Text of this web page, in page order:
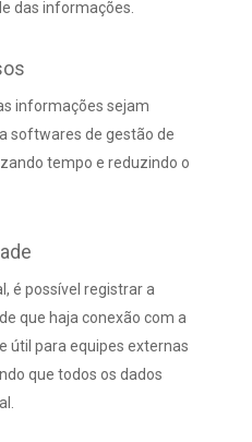
das informações.
informações sejam
softwares de gestão de
tempo e reduzindo o
é possível registrar a
que haja conexão com a
útil para equipes externas
que todos os dados